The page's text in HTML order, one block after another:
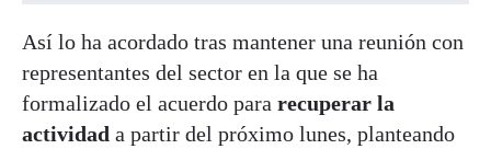
Así lo ha acordado tras mantener una reunión con
representantes del sector en la que se ha
formalizado el acuerdo para recuperar la
actividad a partir del próximo lunes, planteando